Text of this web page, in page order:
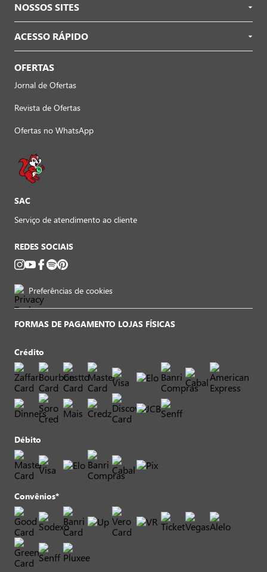
NOSSOS SITES
ACESSO RÁPIDO
OFERTAS
Jornal de Ofertas
Revista de Ofertas
Ofertas no WhatsApp
SAC
Serviço de atendimento ao cliente
REDES SOCIAIS
Preferências de cookies
FORMAS DE PAGAMENTO LOJAS FÍSICAS
Crédito
Débito
Convênios*